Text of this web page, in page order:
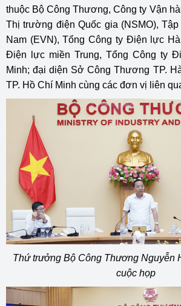
thuộc Bộ Công Thương, Công ty Vận
Thị trường điện Quốc gia (NSMO),
Nam (EVN), Tổng Công ty Điện lực
Điện lực miền Trung, Tổng Công ty
Minh; đại diện Sở Công Thương TP.
TP. Hồ Chí Minh cùng các đơn vị liên
Thứ trưởng Bộ Công Thương Nguyễn
cuộc họp